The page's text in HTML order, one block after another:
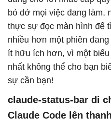
bỏ dở mọi việc đang làm,
thực sự đọc màn hình để
nhiều hơn một phiên
ít hữu ích hơn, vì một
nhất không thể cho bạn
sự cần bạn!
claude-status-bar di
Claude Code lên